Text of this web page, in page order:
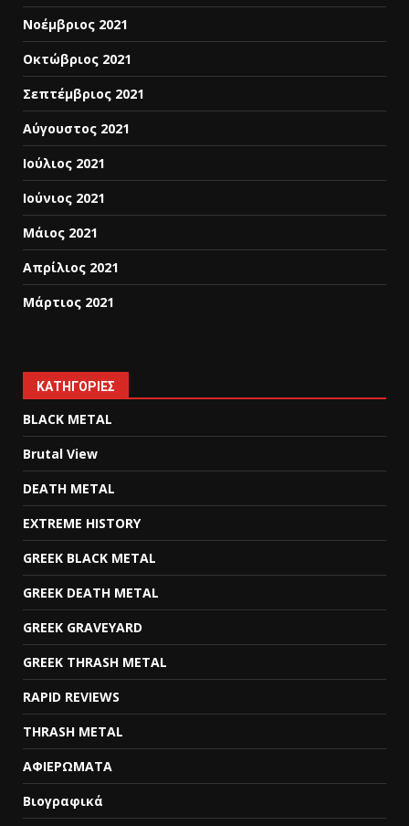
Νοέμβριος 2021
Οκτώβριος 2021
Σεπτέμβριος 2021
Αύγουστος 2021
Ιούλιος 2021
Ιούνιος 2021
Μάιος 2021
Απρίλιος 2021
Μάρτιος 2021
KΑΤΗΓΟΡΊΕΣ
BLACK METAL
Brutal View
DEATH METAL
EXTREME HISTORY
GREEK BLACK METAL
GREEK DEATH METAL
GREEK GRAVEYARD
GREEK THRASH METAL
RAPID REVIEWS
THRASH METAL
ΑΦΙΕΡΩΜΑΤΑ
Βιογραφικά